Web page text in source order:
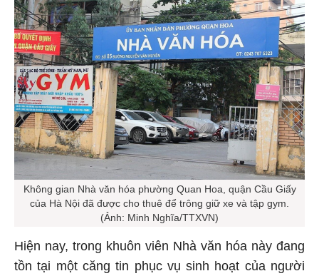
Không gian Nhà văn hóa phường Quan Hoa, quận Cầu Giấy
của Hà Nội đã được cho thuê để trông giữ xe và tập gym.
(Ảnh: Minh Nghĩa/TTXVN)
Hiện nay, trong khuôn viên Nhà văn hóa này đang
tồn tại một căng tin phục vụ sinh hoạt của người